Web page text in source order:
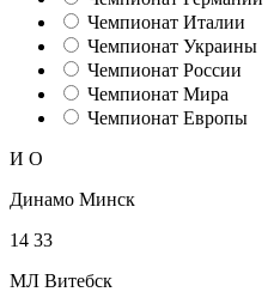
Чемпионат Италии
Чемпионат Украины
Чемпионат России
Чемпионат Мира
Чемпионат Европы
И О
Динамо Минск
14 33
МЛ Витебск